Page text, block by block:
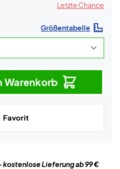
Letzte Chance
Größentabelle
Warenkorb
Favorit
kostenlose Lieferung ab 99 €